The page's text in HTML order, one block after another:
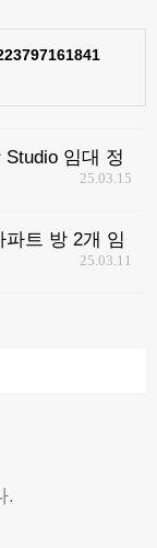
임대 정
25.03.15
트 방 2개 임
25.03.11
.